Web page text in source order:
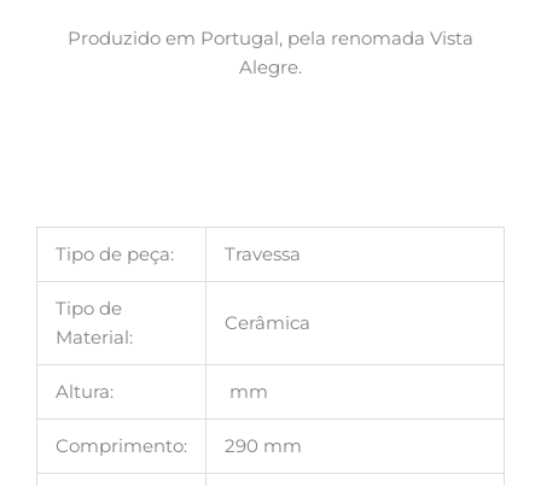
Produzido em Portugal, pela renomada Vista
Alegre.
Tipo de peça: Travessa
Tipo de
Material:
Cerâmica
Altura: mm
Comprimento: 290 mm